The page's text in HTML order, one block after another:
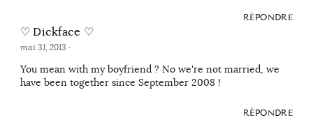
RÉPONDRE
♡ Dickface ♡
mai 31, 2013 ·
You mean with my boyfriend ? No we're not married, we
have been together since September 2008 !
RÉPONDRE